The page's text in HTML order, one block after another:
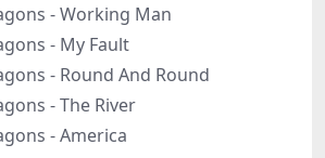
- Working Man
- My Fault
- Round And Round
- The River
- America